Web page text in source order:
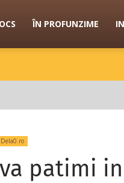
ÎN PROFUNZIME
patimi